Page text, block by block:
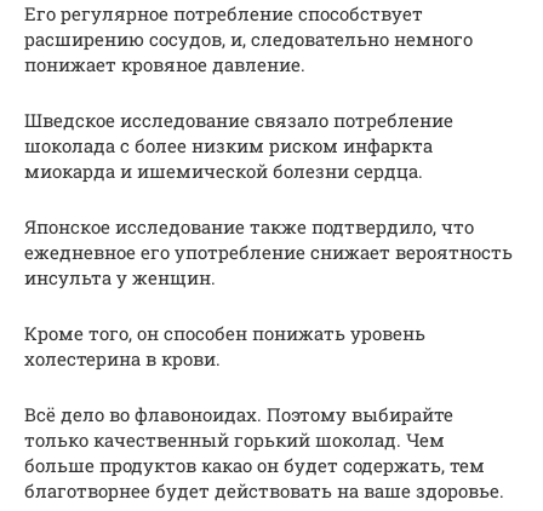
Его регулярное потребление способствует
расширению сосудов, и, следовательно немного
понижает кровяное давление.
Шведское исследование связало потребление
шоколада с более низким риском инфаркта
миокарда и ишемической болезни сердца.
Японское исследование также подтвердило, что
ежедневное его употребление снижает вероятность
инсульта у женщин.
Кроме того, он способен понижать уровень
холестерина в крови.
Всё дело во флавоноидах. Поэтому выбирайте
только качественный горький шоколад. Чем
больше продуктов какао он будет содержать, тем
благотворнее будет действовать на ваше здоровье.